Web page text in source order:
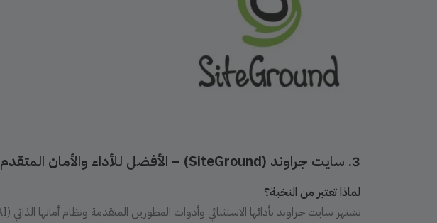
3. سايت جراوند ( SiteGround) – الأفضل للأداء والأمان المتقدم
لماذا تعتبر من النخبة؟